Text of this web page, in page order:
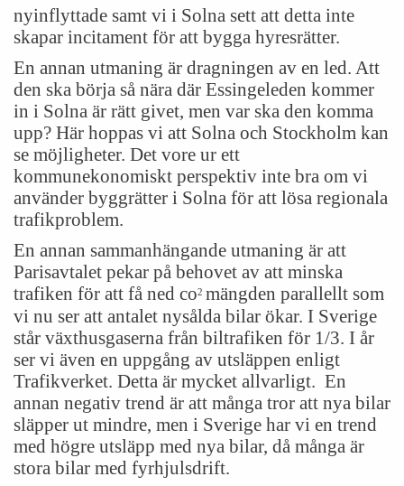
nyinflyttade samt vi i Solna sett att detta inte
skapar incitament för att bygga hyresrätter.
En annan utmaning är dragningen av en led. Att
den ska börja så nära där Essingeleden kommer
in i Solna är rätt givet, men var ska den komma
upp? Här hoppas vi att Solna och Stockholm kan
se möjligheter. Det vore ur ett
kommunekonomiskt perspektiv inte bra om vi
använder byggrätter i Solna för att lösa regionala
trafikproblem.
En annan sammanhängande utmaning är att
Parisavtalet pekar på behovet av att minska
trafiken för att få ned co2 mängden parallellt som
vi nu ser att antalet nysålda bilar ökar. I Sverige
står växthusgaserna från biltrafiken för 1/3. I år
ser vi även en uppgång av utsläppen enligt
Trafikverket. Detta är mycket allvarligt. En
annan negativ trend är att många tror att nya bilar
släpper ut mindre, men i Sverige har vi en trend
med högre utsläpp med nya bilar, då många är
stora bilar med fyrhjulsdrift.